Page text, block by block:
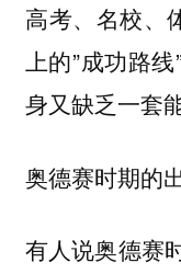
高考、名校、
上的”成功路
身又缺乏一套
奥德赛时期的
有人说奥德赛